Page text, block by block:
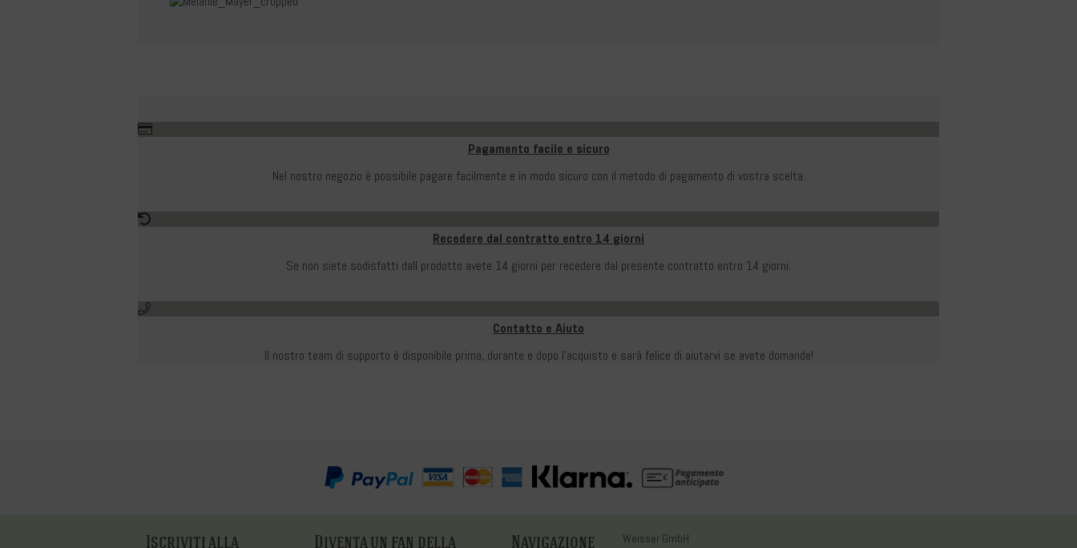
Pagamento facile e sicuro
Nel nostro negozio è possibile pagare facilmente e in modo sicuro con il metodo di pagamento di vostra scelta.
Recedere dal contratto entro 14 giorni
Se non siete sodisfatti dall prodotto avete 14 giorni per recedere dal presente contratto entro 14 giorni.
Contatto e Aiuto
Il nostro team di supporto è disponibile prima, durante e dopo l'acquisto e sarà felice di aiutarvi se avete domande!
Iscriviti alla
Diventa un fan della
Navigazione
Weisser GmbH